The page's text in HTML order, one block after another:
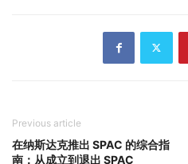
Previous article
在纳斯达克推出 SPAC 的综合指
南：从成立到退出 SPAC